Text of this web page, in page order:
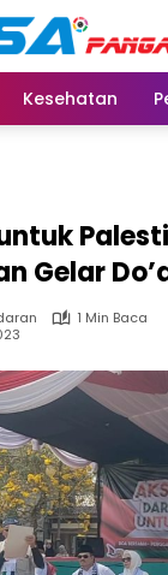
Kesehatan
Gelar
1 Min Baca